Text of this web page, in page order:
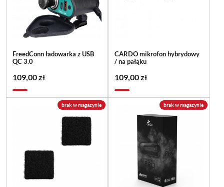
FreedConn ładowarka z USB
QC 3.0
109,00 zł
CARDO mikrofon hybrydowy
/ na pałąku
109,00 zł
brak w magazynie brak w magazynie